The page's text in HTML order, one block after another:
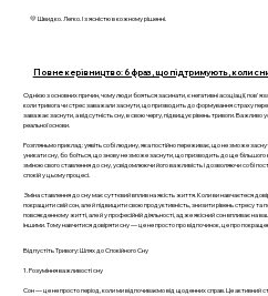
💛 Швидко. Легко. І з ясністю в кожному рішенні.
Повне керівництво: 6 фраз, що підтримують, коли
Однією з основних причин, чому люди бояться засинати, є негативні асоціації,
коли тривога чи стрес заважали заснути, що призводить до формування страху
заважає заснути, а відсутність сну, в свою чергу, підвищує рівень тривоги.
реальної основи.
Розгляньмо приклад: уявіть собі людину, яка постійно переживає, що не зможе
уникати сну, бо боїться, що знову не зможе заснути, що призводить до ще
зміною свого ставлення до сну, усвідомлюючи його важливість і дозволяючи собі
спокій у цьому процесі.
Зміна ставлення до сну має суттєвий вплив на якість життя. Коли ви навчаєтеся
покращити свій сон, але й підвищити свою продуктивність, знизити рівень стресу
повсякденному житті, але й у професійній діяльності, адже якісний сон впливає на
іншими. Тому навчитися довіряти сну — це не просто про відпочинок, це про
Відпустіть Тривогу: Шлях до Спокійного Сну
1. Розуміння важливості сну
Сон — це не просто період, коли ми відпочиваємо від щоденних справ. Це активний